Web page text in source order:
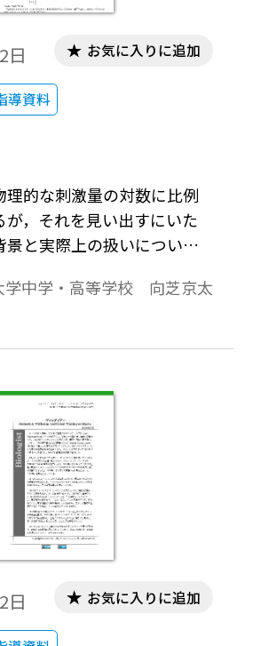
日
導資料
お気に入りに追加
理的な刺激量の対数に比例
が，それを見い出すにいた
景と実際上の扱いについて
学中学・高等学校 向芝京太
日 お気に入りに追加